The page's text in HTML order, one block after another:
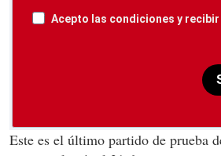
Acepto las condiciones y
Este es el último partido de prueba